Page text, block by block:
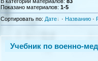
Показано материалов: 1-5
Сортировать по: Дате · Названию ·
Учебник по военно-